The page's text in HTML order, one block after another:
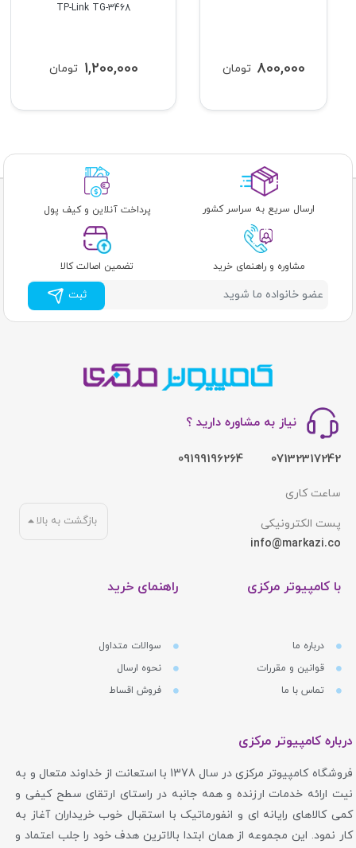
TP-Link TG-3468
تومان 1,200,000 تومان 800,000
ارسال سریع به سراسر کشور پرداخت آنلاین و کیف پول
مشاوره و راهنمای خرید تضمین اصالت کالا
ثبت
نیاز به مشاوره دارید ؟
07132317242
09199196264
ساعت کاری
پست الکترونیکی
info@markazi.co
با کامپیوتر مرکزی
درباره ما
قوانین و مقررات
تماس با ما
راهنمای خرید
سوالات متداول
نحوه ارسال
فروش اقساط
بازگشت به بالا
درباره کامپیوتر مرکزی
فروشگاه کامپیوتر مرکزی در سال 1378 با استعانت از خداوند متعال و به
نیت ارائه خدمات ارزنده و همه جانبه در راستای ارتقای سطح کیفی و
کمی کالاهای رایانه ای و انفورماتیک با استقبال خوب خریداران آغاز به
کار نمود. این مجموعه از همان ابتدا بالاترین هدف خود را جلب اعتماد و